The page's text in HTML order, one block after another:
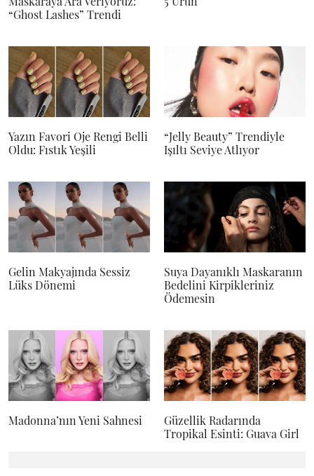
“Ghost Lashes” Trendi
Yazın Favori Oje Rengi Belli
Oldu: Fıstık Yeşili
“Jelly Beauty” Trendiyle
Işıltı Seviye Atlıyor
Gelin Makyajında Sessiz
Lüks Dönemi
Suya Dayanıklı Maskaranın
Bedelini Kirpikleriniz
Ödemesin
Madonna’nın Yeni Sahnesi
Güzellik Radarında
Tropikal Esinti: Guava Girl